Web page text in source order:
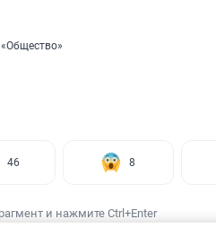
46 8
и нажмите Ctrl+Enter